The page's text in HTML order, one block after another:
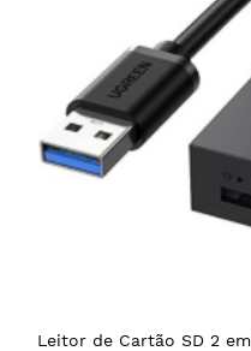
Leitor de Cartão SD 2 em